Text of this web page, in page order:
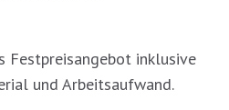
Festpreisangebot inklusive
und Arbeitsaufwand.